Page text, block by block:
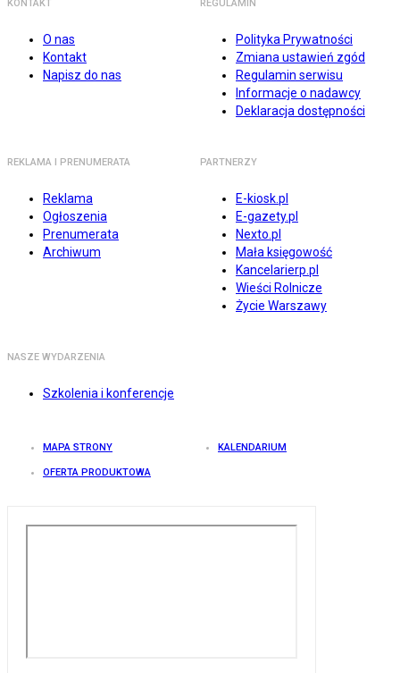
KONTAKT
O nas
Kontakt
Napisz do nas
REGULAMIN
Polityka Prywatności
Zmiana ustawień zgód
Regulamin serwisu
Informacje o nadawcy
Deklaracja dostępności
REKLAMA I PRENUMERATA
Reklama
Ogłoszenia
Prenumerata
Archiwum
PARTNERZY
E-kiosk.pl
E-gazety.pl
Nexto.pl
Mała księgowość
Kancelarierp.pl
Wieści Rolnicze
Życie Warszawy
NASZE WYDARZENIA
Szkolenia i konferencje
MAPA STRONY KALENDARIUM
OFERTA PRODUKTOWA